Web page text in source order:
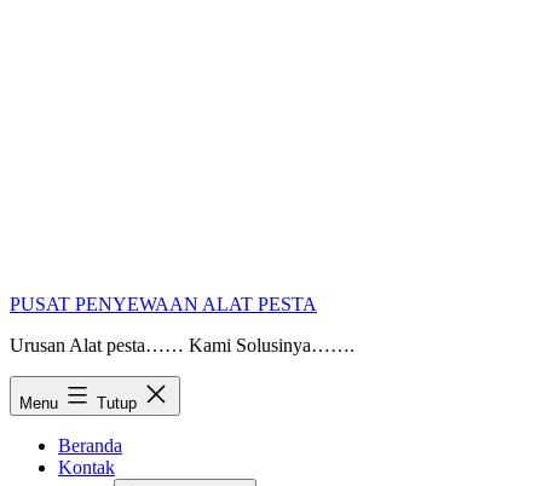
PUSAT PENYEWAAN ALAT PESTA
Urusan Alat pesta…… Kami Solusinya…….
Menu Tutup
Beranda
Kontak